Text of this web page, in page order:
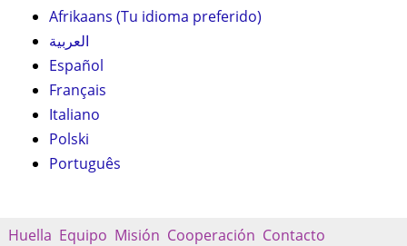
Afrikaans (Tu idioma preferido)
العربية
Español
Français
Italiano
Polski
Português
Huella Equipo Misión Cooperación Contacto